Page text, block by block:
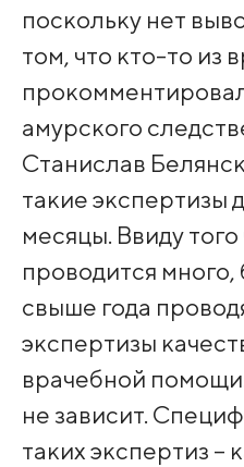
поскольку нет
том, что кто-то из
амурского
Станислав
такие экспертизы
месяцы. Ввиду
проводится много,
свыше года
экспертизы
врачебной
не зависит.
таких экспертиз –